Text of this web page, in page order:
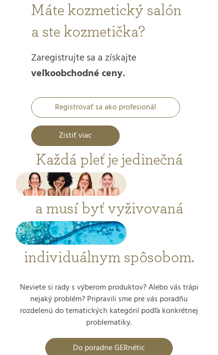
Máte kozmetický salón
a ste kozmetička?
Zaregistrujte sa a získajte
veľkoobchodné ceny.
Registrovať sa ako profesionál
Zistiť viac
Každá pleť je jedinečná
a musí byť vyživovaná
individuálnym spôsobom.
Neviete si rady s výberom produktov? Alebo vás trápi
nejaký problém? Pripravili sme pre vás poradňu
rozdelenú do tematických kategórií podľa konkrétnej
problematiky.
Do poradne GERnétic